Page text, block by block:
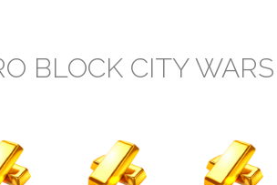
BLOCK CITY WARS